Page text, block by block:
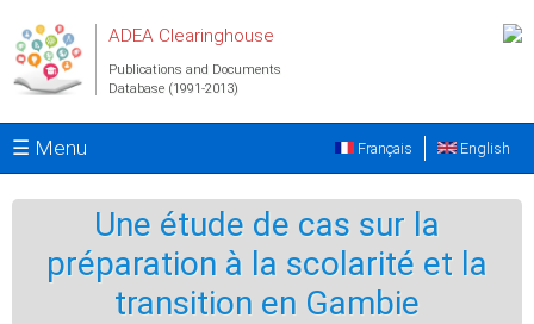
ADEA Clearinghouse
Publications and Documents
Database (1991-2013)
☰ Menu English
Français
Une étude de cas sur la
préparation à la scolarité et la
transition en Gambie